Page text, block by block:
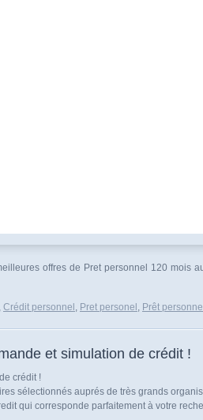
offres de Pret personnel 120 mois
, Crédit personnel , Pret personel , Prêt personnel
et simulation de crédit !
crédit !
sélectionnés auprés de très grands
qui corresponde parfaitement à votre